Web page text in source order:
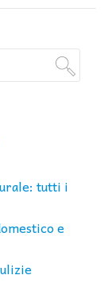
tutti i
e